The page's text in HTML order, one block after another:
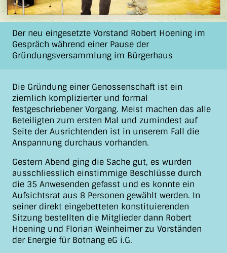
Der neu eingesetzte Vorstand Robert Hoening im
Gespräch während einer Pause der
Gründungsversammlung im Bürgerhaus
Die Gründung einer Genossenschaft ist ein
ziemlich komplizierter und formal
festgeschriebener Vorgang. Meist machen das alle
Beteiligten zum ersten Mal und zumindest auf
Seite der Ausrichtenden ist in unserem Fall die
Anspannung durchaus vorhanden.
Gestern Abend ging die Sache gut, es wurden
ausschliesslich einstimmige Beschlüsse durch
die 35 Anwesenden gefasst und es konnte ein
Aufsichtsrat aus 8 Personen gewählt werden. In
seiner direkt eingebetteten konstituierenden
Sitzung bestellten die Mitglieder dann Robert
Hoening und Florian Weinheimer zu Vorständen
der Energie für Botnang eG i.G.